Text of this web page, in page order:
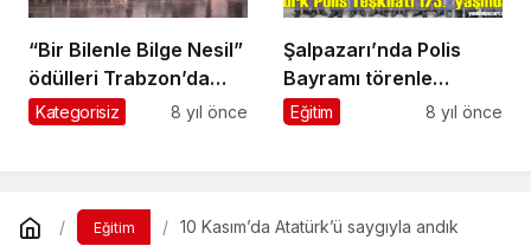
“Bir Bilenle Bilge Nesil”
ödülleri Trabzon’da
dağıtıldı
Kategorisiz 8 yıl önce
Şalpazarı’nda Polis
Bayramı törenle
kutlandı
Eğitim 8 yıl önce
Eğitim 10 Kasım’da Atatürk’ü saygıyla andık